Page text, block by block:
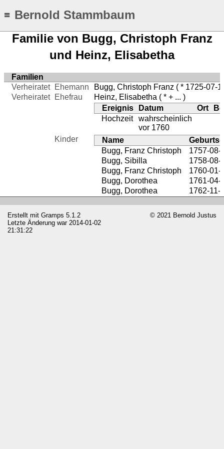
≡ Bernold Stammbaum
Familie von Bugg, Christoph Franz
und Heinz, Elisabetha
Familien
Verheiratet
Ehemann Bugg, Christoph Franz ( * 1725-07-
Verheiratet
Ehefrau Heinz, Elisabetha ( * + ... )
Ereignis
Datum Ort
Hochzeit
wahrscheinlich
vor 1760
Kinder
Name
Bugg, Franz Christoph
1757-08-
Bugg, Sibilla
1758-08-
Bugg, Franz Christoph
1760-01-
Bugg, Dorothea
1761-04-
Bugg, Dorothea
1762-11-
Erstellt mit Gramps 5.1.2
Letzte Änderung war 2014-01-02
21:31:22
© 2021 Bernold Justus